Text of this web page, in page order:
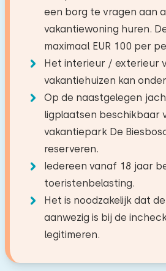
Aantal kinderen −
Aantal baby's −
Aantal huisdieren
Wissen
een borg te vragen aan
vakantiewoning huren.
maximaal EUR 100 per
Het interieur / exterieur
vakantiehuizen kan
Op de naastgelegen
ligplaatsen beschikbaar
vakantiepark De
reserveren.
Iedereen vanaf 18 jaar
toeristenbelasting.
Het is noodzakelijk dat
aanwezig is bij de
legitimeren.
Combi oven/magnetron
Koelkast
Filter koffiezetapparaat
Waterkoker
Buiten
Terras
Toegankelijkheid
Volledig op begane grond
Begane grond
Slaapplaatsen: 2
Afmetingen: 80 x 200
Dekbed(den):
Bed: Eenpersoons
Dekbed(den):
Wastafel
Douchecabine
Toiletruimte
Toiletten:1
Activiteiten in de
omgeving
Zeilen
Wandelen
Fietsen
Zwemmen
Harald Feichtner
Origineel weergeven
Het was een zeer
aangename week. Het
vriendelijk en behulpzaam,
zat, hielpen ze je meteen. De
mooi; het snelwegverkeer
als je het niet gewend bent
maar dat kun je makkelijk
zou er zeker nog een keer
Jennifer Hoh